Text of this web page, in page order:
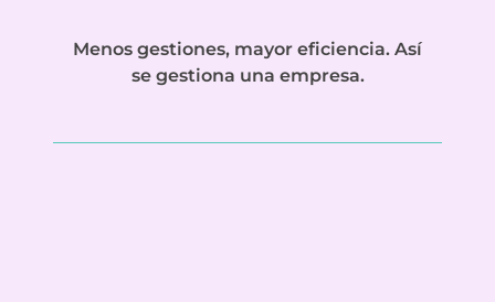
Menos gestiones, mayor eficiencia. Así
se gestiona una empresa.